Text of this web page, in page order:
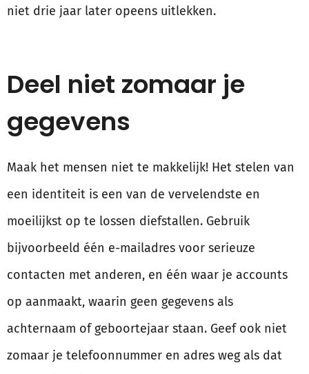
niet drie jaar later opeens uitlekken.
Deel niet zomaar je
gegevens
Maak het mensen niet te makkelijk! Het stelen van
een identiteit is een van de vervelendste en
moeilijkst op te lossen diefstallen. Gebruik
bijvoorbeeld één e-mailadres voor serieuze
contacten met anderen, en één waar je accounts
op aanmaakt, waarin geen gegevens als
achternaam of geboortejaar staan. Geef ook niet
zomaar je telefoonnummer en adres weg als dat